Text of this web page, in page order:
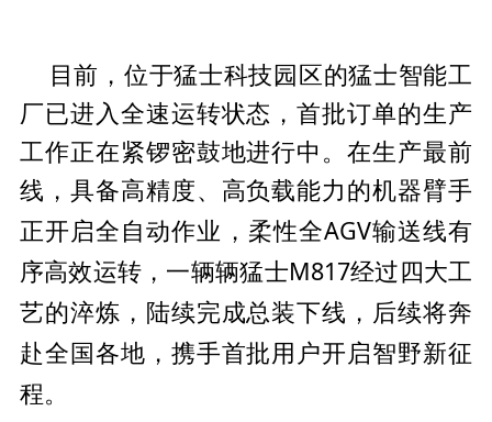
目前，位于猛士科技园区的猛士智能工
厂已进入全速运转状态，首批订单的生产
工作正在紧锣密鼓地进行中。在生产最前
线，具备高精度、高负载能力的机器臂手
正开启全自动作业，柔性全AGV输送线有
序高效运转，一辆辆猛士M817经过四大工
艺的淬炼，陆续完成总装下线，后续将奔
赴全国各地，携手首批用户开启智野新征
程。